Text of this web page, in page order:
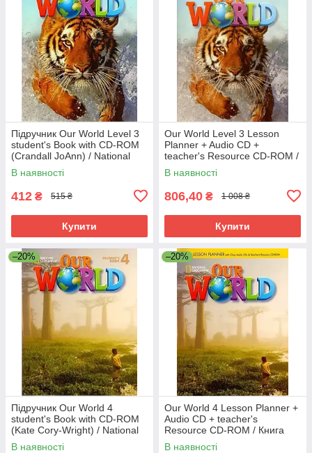
Підручник Our World Level 3
student's Book with CD-ROM
(Crandall JoAnn) / National
Geographic Learning
В наявності
412 ₴ 515 ₴
Купити
Our World Level 3 Lesson
Planner + Audio CD +
teacher's Resource CD-ROM /
Книга для вчителя NGL
В наявності
806,40 ₴ 1 008 ₴
Купити
–20%
Підручник Our World 4
student's Book with CD-ROM
(Kate Cory-Wright) / National
Geographic Learning
В наявності
–20%
Our World 4 Lesson Planner +
Audio CD + teacher's
Resource CD-ROM / Книга
для вчителя NGL
В наявності